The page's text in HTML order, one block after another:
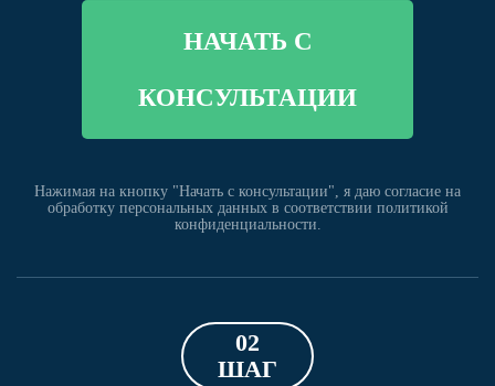
НАЧАТЬ С
КОНСУЛЬТАЦИИ
Нажимая на кнопку "Начать с консультации", я даю согласие на
обработку персональных данных в соответствии политикой
конфиденциальности.
02
ШАГ